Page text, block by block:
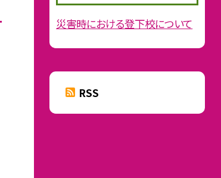
災害時における登下校について
RSS